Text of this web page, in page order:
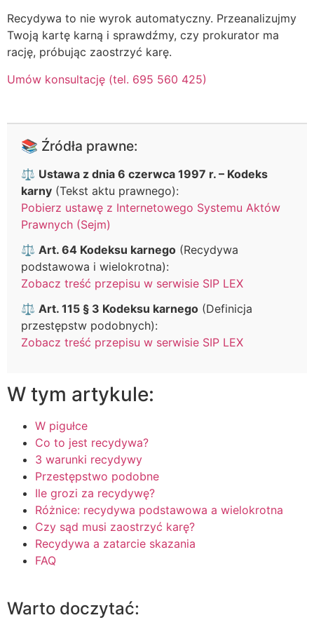
Recydywa to nie wyrok automatyczny. Przeanalizujmy
Twoją kartę karną i sprawdźmy, czy prokurator ma
rację, próbując zaostrzyć karę.
Umów konsultację (tel. 695 560 425)
📚 Źródła prawne:
⚖️ Ustawa z dnia 6 czerwca 1997 r. – Kodeks
karny (Tekst aktu prawnego):
Pobierz ustawę z Internetowego Systemu Aktów
Prawnych (Sejm)
⚖️ Art. 64 Kodeksu karnego (Recydywa
podstawowa i wielokrotna):
Zobacz treść przepisu w serwisie SIP LEX
⚖️ Art. 115 § 3 Kodeksu karnego (Definicja
przestępstw podobnych):
Zobacz treść przepisu w serwisie SIP LEX
W tym artykule:
W pigułce
Co to jest recydywa?
3 warunki recydywy
Przestępstwo podobne
Ile grozi za recydywę?
Różnice: recydywa podstawowa a wielokrotna
Czy sąd musi zaostrzyć karę?
Recydywa a zatarcie skazania
FAQ
Warto doczytać: